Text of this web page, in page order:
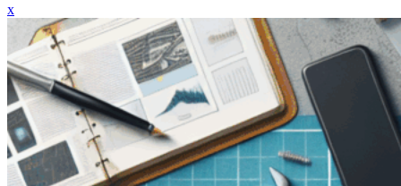
xClose
Menu